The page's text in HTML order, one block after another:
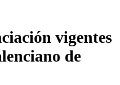
vigentes
de